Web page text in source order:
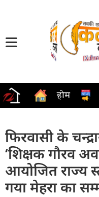
होम
फिरवासी के
‘शिक्षक गौरव
आयोजित राज्य
गया मेहरा का